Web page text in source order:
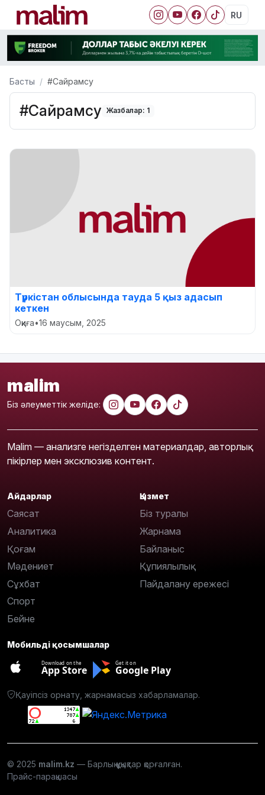
RU
Басты #Сайрамсу
#Сайрамсу Жазбалар: 1
Түркістан облысында тауда 5 қыз адасып
кеткен
Оқиға•16 маусым, 2025
malim
Біз әлеуметтік желіде:
Malim — анализге негізделген материалдар, авторлық
пікірлер мен эксклюзив контент.
Айдарлар
Саясат
Аналитика
Қоғам
Мәдениет
Сұхбат
Спорт
Бейне
Қызмет
Біз туралы
Жарнама
Байланыс
Құпиялылық
Пайдалану ережесі
Мобильді қосымшалар
Download on the
App Store
Get it on
Google Play
Қауіпсіз орнату, жарнамасыз хабарламалар.
© 2025 malim.kz — Барлық құқықтар қорғалған.
Прайс-парақшасы